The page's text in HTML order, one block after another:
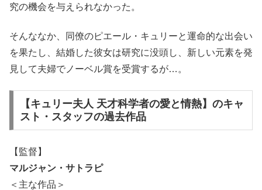
究の機会を与えられなかった。
そんななか、同僚のピエール・キュリーと運命的な出会い
を果たし、結婚した彼女は研究に没頭し、新しい元素を発
見して夫婦でノーベル賞を受賞するが…。
【キュリー夫人 天才科学者の愛と情熱】のキャ
スト・スタッフの過去作品
【監督】
マルジャン・サトラピ
＜主な作品＞